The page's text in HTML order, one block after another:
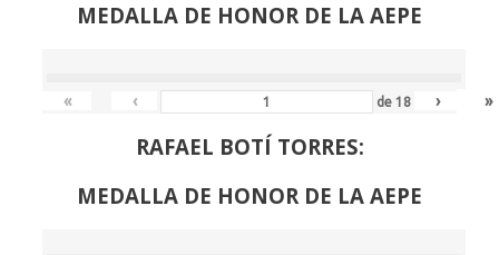
MEDALLA DE HONOR DE LA AEPE
« ‹ de18 › »
RAFAEL BOTÍ TORRES:
MEDALLA DE HONOR DE LA AEPE